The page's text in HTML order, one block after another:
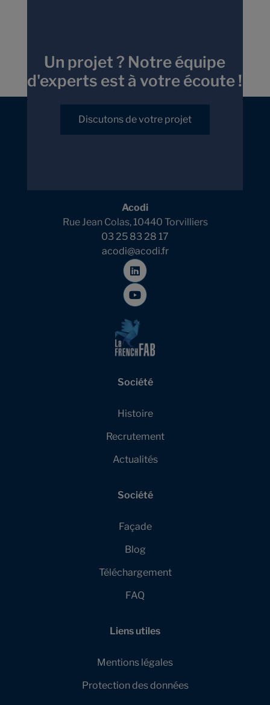
Un projet ? Notre équipe
d'experts est à votre écoute !
Discutons de votre projet
Acodi
Rue Jean Colas, 10440 Torvilliers
03 25 83 28 17
acodi@acodi.fr
Société
Histoire
Recrutement
Actualités
Société
Façade
Blog
Téléchargement
FAQ
Liens utiles
Mentions légales
Protection des données